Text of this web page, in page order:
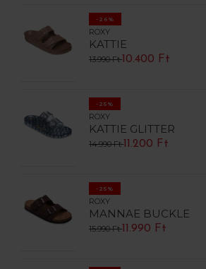
-26%
ROXY
KATTIE
13.990 Ft 10.400 Ft
-25%
ROXY
KATTIE GLITTER
14.990 Ft 11.200 Ft
-25%
ROXY
MANNAE BUCKLE
15.990 Ft 11.990 Ft